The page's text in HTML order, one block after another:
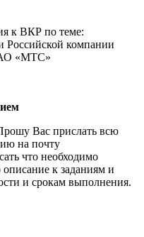
к ВКР по теме:
Российской компании
«МТС»
Вас прислать всю
на почту
что необходимо
к заданиям и
и срокам выполнения.